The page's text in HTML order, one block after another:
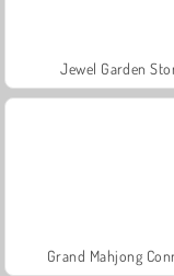
Jewel Garden
Grand Mahjong